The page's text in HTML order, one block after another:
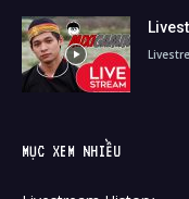
MỤC XEM NHIỀU